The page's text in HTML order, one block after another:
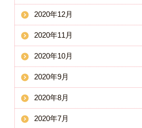
2020年12月
2020年11月
2020年10月
2020年9月
2020年8月
2020年7月